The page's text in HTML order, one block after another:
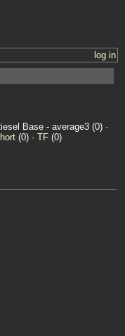
log in
Base - average3 (0) ·
(0) · TF(0)